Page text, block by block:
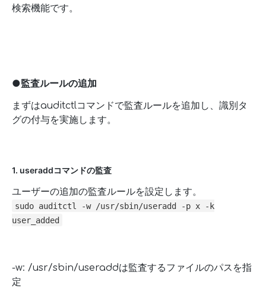
検索機能です。
●監査ルールの追加
まずはauditctlコマンドで監査ルールを追加し、識別タ
グの付与を実施します。
1. useraddコマンドの監査
ユーザーの追加の監査ルールを設定します。
sudo auditctl -w /usr/sbin/useradd -p x -k
user_added
-w: /usr/sbin/useraddは監査するファイルのパスを指
定